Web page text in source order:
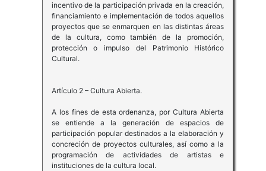
incentivo de la participación privada en la creación,
financiamiento e implementación de todos aquellos
proyectos que se enmarquen en las distintas áreas
de la cultura, como también de la promoción,
protección o impulso del Patrimonio Histórico
Cultural.
Artículo 2 – Cultura Abierta.
A los fines de esta ordenanza, por Cultura Abierta
se entiende a la generación de espacios de
participación popular destinados a la elaboración y
concreción de proyectos culturales, así como a la
programación de actividades de artistas e
instituciones de la cultura local.